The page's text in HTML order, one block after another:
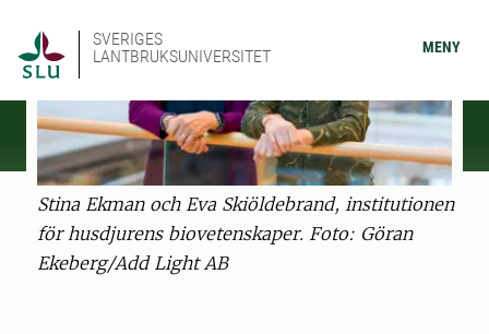
SVERIGES
LANTBRUKSUNIVERSITET
MENY
Stina Ekman och Eva Skiöldebrand, institutionen
för husdjurens biovetenskaper. Foto: Göran
Ekeberg/Add Light AB